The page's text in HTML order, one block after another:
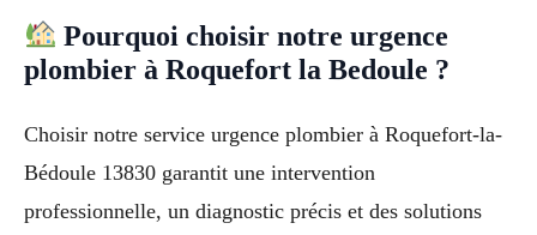
Pourquoi choisir notre urgence
plombier à Roquefort la Bedoule ?
Choisir notre service urgence plombier à Roquefort-la-
Bédoule 13830 garantit une intervention
professionnelle, un diagnostic précis et des solutions